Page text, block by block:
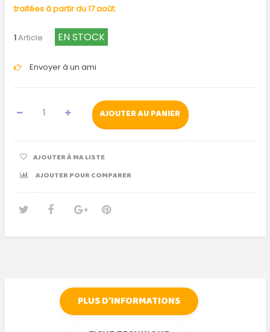
traitées à partir du 17 août.
1Article EN STOCK
Envoyer à un ami
AJOUTER AU PANIER
AJOUTER À MA LISTE
AJOUTER POUR COMPARER
PLUS D'INFORMATIONS